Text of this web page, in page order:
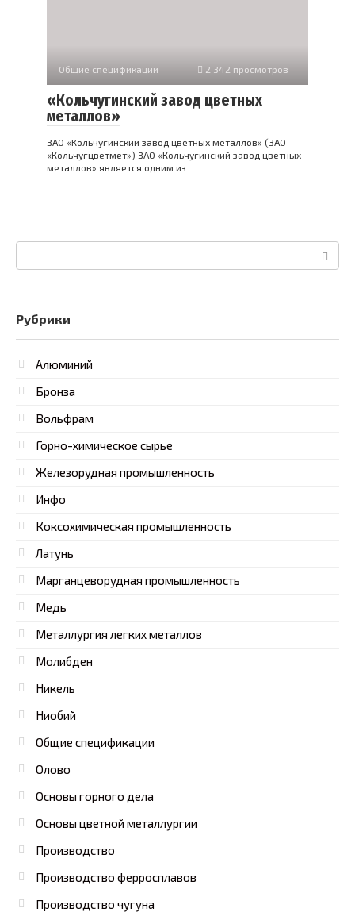
Общие спецификации 2 342 просмотров
«Кольчугинский завод цветных
металлов»
ЗАО «Кольчугинский завод цветных металлов» (ЗАО
«Кольчугцветмет») ЗАО «Кольчугинский завод цветных
металлов» является одним из
Поиск:
Рубрики
Алюминий
Бронза
Вольфрам
Горно-химическое сырье
Железорудная промышленность
Инфо
Коксохимическая промышленность
Латунь
Марганцеворудная промышленность
Медь
Металлургия легких металлов
Молибден
Никель
Ниобий
Общие спецификации
Олово
Основы горного дела
Основы цветной металлургии
Производство
Производство ферросплавов
Производство чугуна